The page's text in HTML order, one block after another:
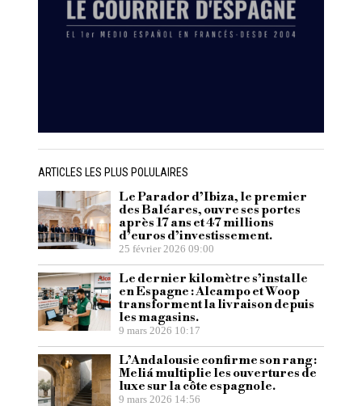
ARTICLES LES PLUS POLULAIRES
Le Parador d’Ibiza, le premier
des Baléares, ouvre ses portes
après 17 ans et 47 millions
d’euros d’investissement.
25 février 2026 09:00
Le dernier kilomètre s’installe
en Espagne : Alcampo et Woop
transforment la livraison depuis
les magasins.
9 mars 2026 10:17
L’Andalousie confirme son rang :
Meliá multiplie les ouvertures de
luxe sur la côte espagnole.
9 mars 2026 14:56